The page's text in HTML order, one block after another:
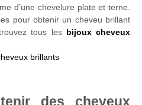
d’une chevelure plate et terne.
pour obtenir un cheveu brillant
tous les bijoux cheveux
des cheveux